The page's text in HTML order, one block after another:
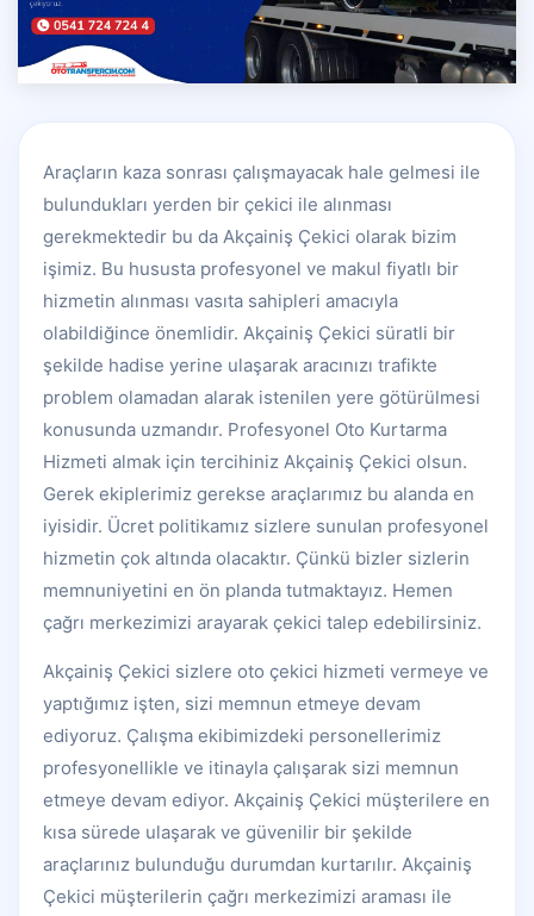
Araçların kaza sonrası çalışmayacak hale gelmesi ile
bulundukları yerden bir çekici ile alınması
gerekmektedir bu da Akçainiş Çekici olarak bizim
işimiz. Bu hususta profesyonel ve makul fiyatlı bir
hizmetin alınması vasıta sahipleri amacıyla
olabildiğince önemlidir. Akçainiş Çekici süratli bir
şekilde hadise yerine ulaşarak aracınızı trafikte
problem olamadan alarak istenilen yere götürülmesi
konusunda uzmandır. Profesyonel Oto Kurtarma
Hizmeti almak için tercihiniz Akçainiş Çekici olsun.
Gerek ekiplerimiz gerekse araçlarımız bu alanda en
iyisidir. Ücret politikamız sizlere sunulan profesyonel
hizmetin çok altında olacaktır. Çünkü bizler sizlerin
memnuniyetini en ön planda tutmaktayız. Hemen
çağrı merkezimizi arayarak çekici talep edebilirsiniz.
Akçainiş Çekici sizlere oto çekici hizmeti vermeye ve
yaptığımız işten, sizi memnun etmeye devam
ediyoruz. Çalışma ekibimizdeki personellerimiz
profesyonellikle ve itinayla çalışarak sizi memnun
etmeye devam ediyor. Akçainiş Çekici müşterilere en
kısa sürede ulaşarak ve güvenilir bir şekilde
araçlarınız bulunduğu durumdan kurtarılır. Akçainiş
Çekici müşterilerin çağrı merkezimizi araması ile